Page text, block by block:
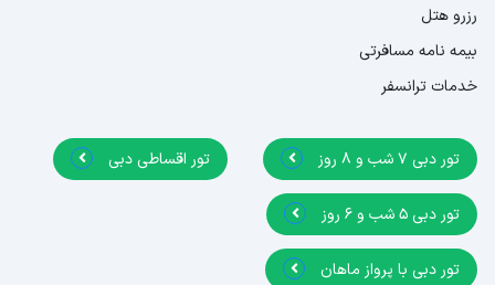
رزرو هتل
بیمه نامه مسافرتی
خدمات ترانسفر
تور دبی 7 شب و 8 روز تور اقساطی دبی
تور دبی 5 شب و 6 روز
تور دبی با پرواز ماهان